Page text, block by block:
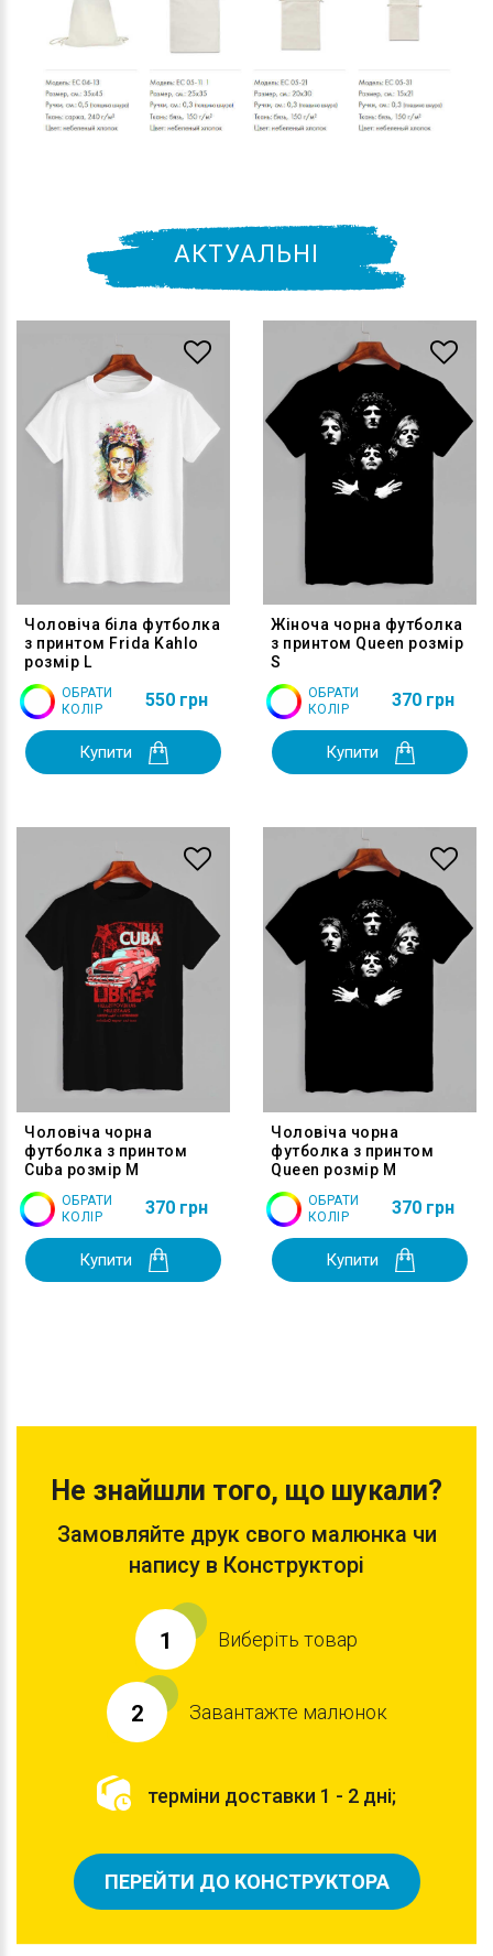
АКТУАЛЬНІ
Чоловіча біла футболка
з принтом Frida Kahlo
розмір L
ОБРАТИ
КОЛІР
550 грн
Купити
Жіноча чорна футболка
з принтом Queen розмір
S
ОБРАТИ
КОЛІР
370 грн
Купити
Чоловіча чорна
футболка з принтом
Cuba розмір M
ОБРАТИ
КОЛІР
370 грн
Купити
Чоловіча чорна
футболка з принтом
Queen розмір M
ОБРАТИ
КОЛІР
370 грн
Купити
Не знайшли того, що шукали?
Замовляйте друк свого малюнка чи
напису в Конструкторі
1 Виберіть товар
2 Завантажте малюнок
терміни доставки 1 - 2 дні;
ПЕРЕЙТИ ДО КОНСТРУКТОРА